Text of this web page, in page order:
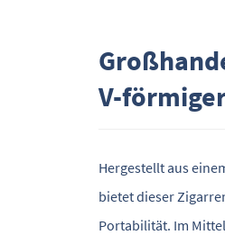
V-
Hergestellt aus
bietet dieser
Portabilität. Im